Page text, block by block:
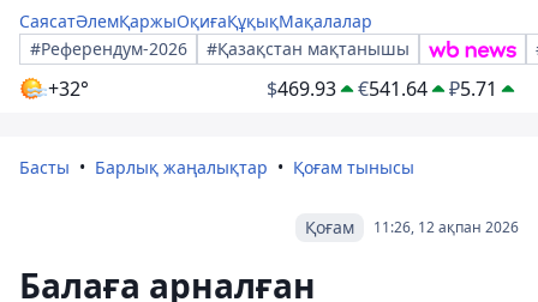
СаясатӘлемҚаржыОқиғаҚұқықМақалалар
#Референдум-2026
#Қазақстан мақтанышы
+32° $469.93 €541.64 ₽5.71
Басты Барлық жаңалықтар Қоғам тынысы
11:26, 12 ақпан 2026
Қоғам
Балаға арналған